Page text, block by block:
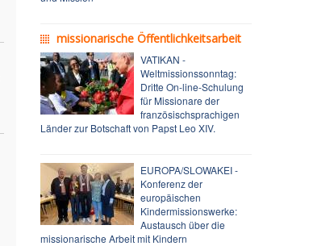
missionarische Öffentlichkeitsarbeit
VATIKAN -
Weltmissionssonntag:
Dritte On-line-Schulung
für Missionare der
französischsprachigen
Länder zur Botschaft von Papst Leo XIV.
EUROPA/SLOWAKEI -
Konferenz der
europäischen
Kindermissionswerke:
Austausch über die
missionarische Arbeit mit Kindern